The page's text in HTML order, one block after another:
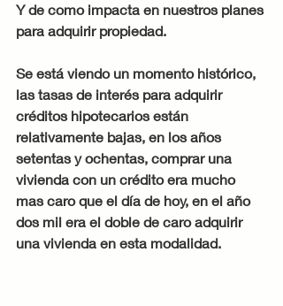
Y de como impacta en nuestros planes
para adquirir propiedad.
Se está viendo un momento histórico,
las tasas de interés para adquirir
créditos hipotecarios están
relativamente bajas, en los años
setentas y ochentas, comprar una
vivienda con un crédito era mucho
mas caro que el día de hoy, en el año
dos mil era el doble de caro adquirir
una vivienda en esta modalidad.